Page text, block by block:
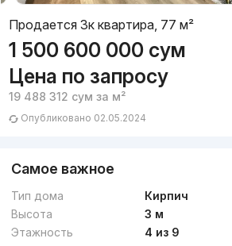
Продается 3к квартира, 77 м²
1 500 600 000 сум
Цена по запросу
19 488 312 сум за м²
Опубликовано 02.05.2024
Самое важное
Тип дома
Кирпич
Высота
3 м
Этажность
4 из 9